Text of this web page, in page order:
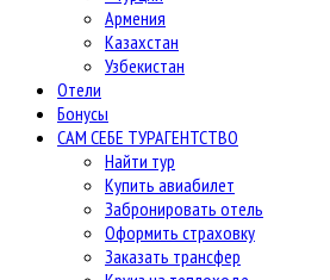
Армения
Казахстан
Узбекистан
Отели
Бонусы
САМ СЕБЕ ТУРАГЕНТСТВО
Найти тур
Купить авиабилет
Забронировать отель
Оформить страховку
Заказать трансфер